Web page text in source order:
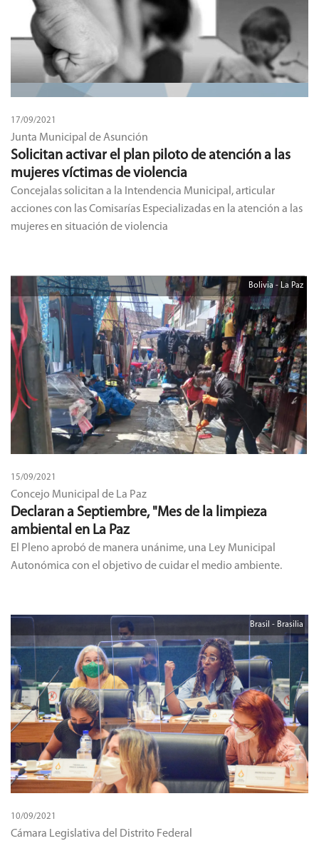
17/09/2021
Junta Municipal de Asunción
Solicitan activar el plan piloto de atención a las
mujeres víctimas de violencia
Concejalas solicitan a la Intendencia Municipal, articular
acciones con las Comisarías Especializadas en la atención a las
mujeres en situación de violencia
15/09/2021
Concejo Municipal de La Paz
Bolivia - La Paz
Declaran a Septiembre, "Mes de la limpieza
ambiental en La Paz
El Pleno aprobó de manera unánime, una Ley Municipal
Autonómica con el objetivo de cuidar el medio ambiente.
10/09/2021
Cámara Legislativa del Distrito Federal
Brasil - Brasilia